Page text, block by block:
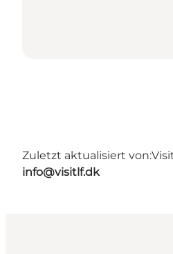
Zuletzt aktualisiert von:
info@visitlf.dk